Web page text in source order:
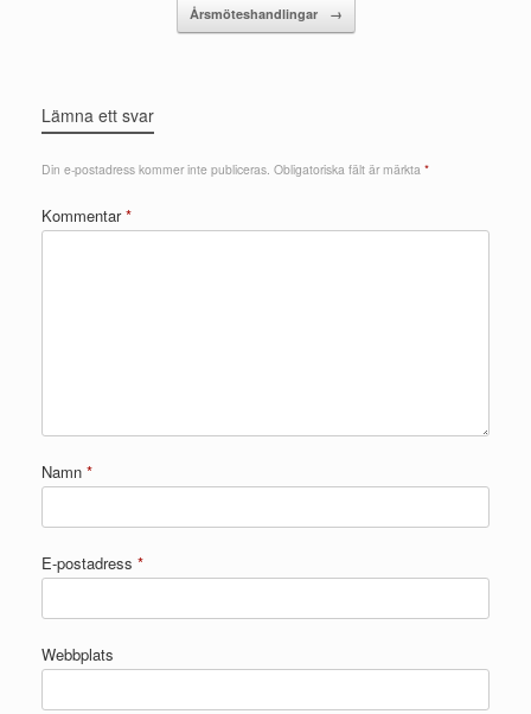
Årsmöteshandlingar →
Lämna ett svar
Din e-postadress kommer inte publiceras. Obligatoriska fält är märkta *
Kommentar*
Namn *
E-postadress *
Webbplats